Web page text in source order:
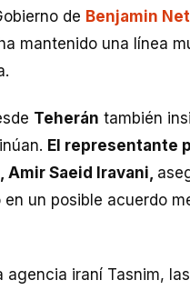
de Benjamin
mantenido una línea
Teherán también
El representante
Amir Saeid Iravani,
un posible acuerdo
agencia iraní Tasnim,